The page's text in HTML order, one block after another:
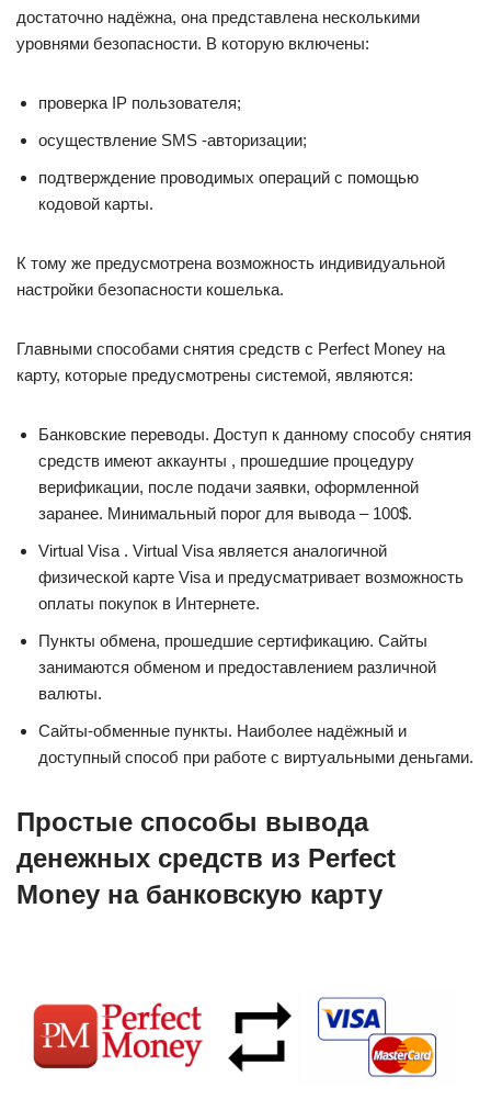
достаточно надёжна, она представлена несколькими
уровнями безопасности. В которую включены:
проверка IP пользователя;
осуществление SMS -авторизации;
подтверждение проводимых операций с помощью
кодовой карты.
К тому же предусмотрена возможность индивидуальной
настройки безопасности кошелька.
Главными способами снятия средств с Perfect Money на
карту, которые предусмотрены системой, являются:
Банковские переводы. Доступ к данному способу снятия
средств имеют аккаунты , прошедшие процедуру
верификации, после подачи заявки, оформленной
заранее. Минимальный порог для вывода – 100$.
Virtual Visa . Virtual Visa является аналогичной
физической карте Visa и предусматривает возможность
оплаты покупок в Интернете.
Пункты обмена, прошедшие сертификацию. Сайты
занимаются обменом и предоставлением различной
валюты.
Сайты-обменные пункты. Наиболее надёжный и
доступный способ при работе с виртуальными деньгами.
Простые способы вывода
денежных средств из Perfect
Money на банковскую карту